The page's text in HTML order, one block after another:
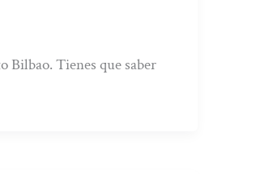
Bilbao. Tienes que saber